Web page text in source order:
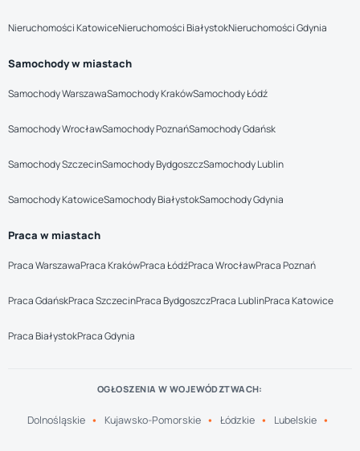
Nieruchomości KatowiceNieruchomości BiałystokNieruchomości Gdynia
Samochody w miastach
Samochody WarszawaSamochody KrakówSamochody Łódź
Samochody WrocławSamochody PoznańSamochody Gdańsk
Samochody SzczecinSamochody BydgoszczSamochody Lublin
Samochody KatowiceSamochody BiałystokSamochody Gdynia
Praca w miastach
Praca WarszawaPraca KrakówPraca ŁódźPraca WrocławPraca Poznań
Praca GdańskPraca SzczecinPraca BydgoszczPraca LublinPraca Katowice
Praca BiałystokPraca Gdynia
OGŁOSZENIA W WOJEWÓDZTWACH:
Dolnośląskie Kujawsko-Pomorskie Łódzkie Lubelskie